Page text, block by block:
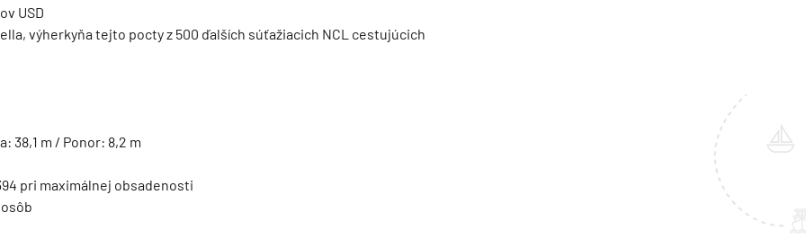
USD
výherkyňa tejto pocty z 500 ďalších súťažiacich NCL cestujúcich
38,1 m / Ponor: 8,2 m
pri maximálnej obsadenosti